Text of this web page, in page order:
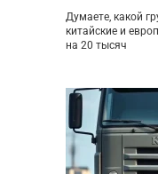
Думаете, какой
китайские и
на 20 тысяч